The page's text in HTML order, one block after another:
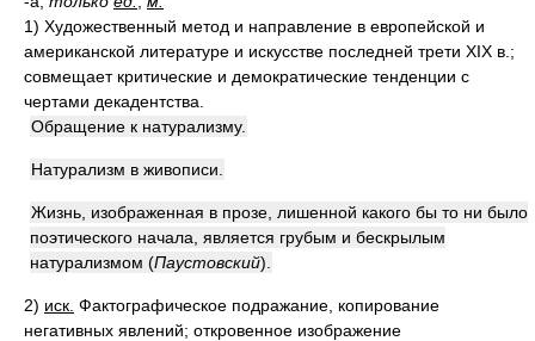
1) Художественный метод и направление в европейской и
американской литературе и искусстве последней трети XIX в.;
совмещает критические и демократические тенденции с
чертами декадентства.
Обращение к натурализму.
Натурализм в живописи.
Жизнь, изображенная в прозе, лишенной какого бы то ни было
поэтического начала, является грубым и бескрылым
натурализмом (Паустовский)
2) иск. Фактографическое подражание, копирование
негативных явлений; откровенное изображение